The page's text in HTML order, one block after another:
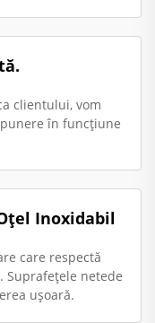
clientului, vom
în funcțiune
Inoxidabil
care respectă
netede
ușoară.